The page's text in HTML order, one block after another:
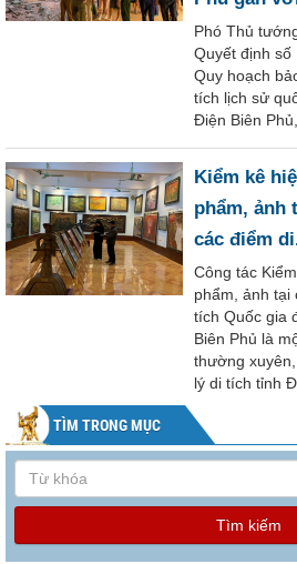
Phó Thủ
Quyết định
Quy hoạch
tích lịch sử
Điện Biên
Kiểm kê
phẩm, ảnh
các điểm
Công tác
phẩm, ảnh tại
tích Quốc gia
Biên Phủ là
thường
lý di tích tỉnh
TÌM TRONG MỤC
Tìm kiếm